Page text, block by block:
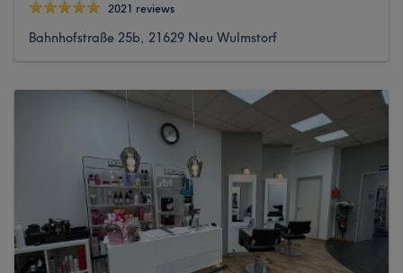
2021 reviews
Bahnhofstraße 25b, 21629 Neu Wulmstorf